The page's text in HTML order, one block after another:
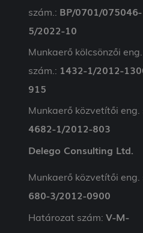
szám.: BP/0701/075046-
5/2022-10
Munkaerő kölcsönzői eng.
szám.: 1432-1/2012-
915
Munkaerő közvetítői eng.
4682-1/2012-803
Delego Consulting Ltd.
Munkaerő közvetítői eng.
680-3/2012-0900
Határozat szám: V-M-